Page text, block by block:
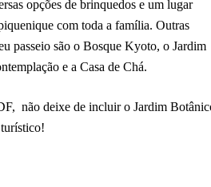
opções de brinquedos e um lugar
com toda a família. Outras
passeio são o Bosque Kyoto, o Jardim
e a Casa de Chá.
não deixe de incluir o Jardim